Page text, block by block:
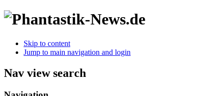
Skip to content
Jump to main navigation and login
Nav view search